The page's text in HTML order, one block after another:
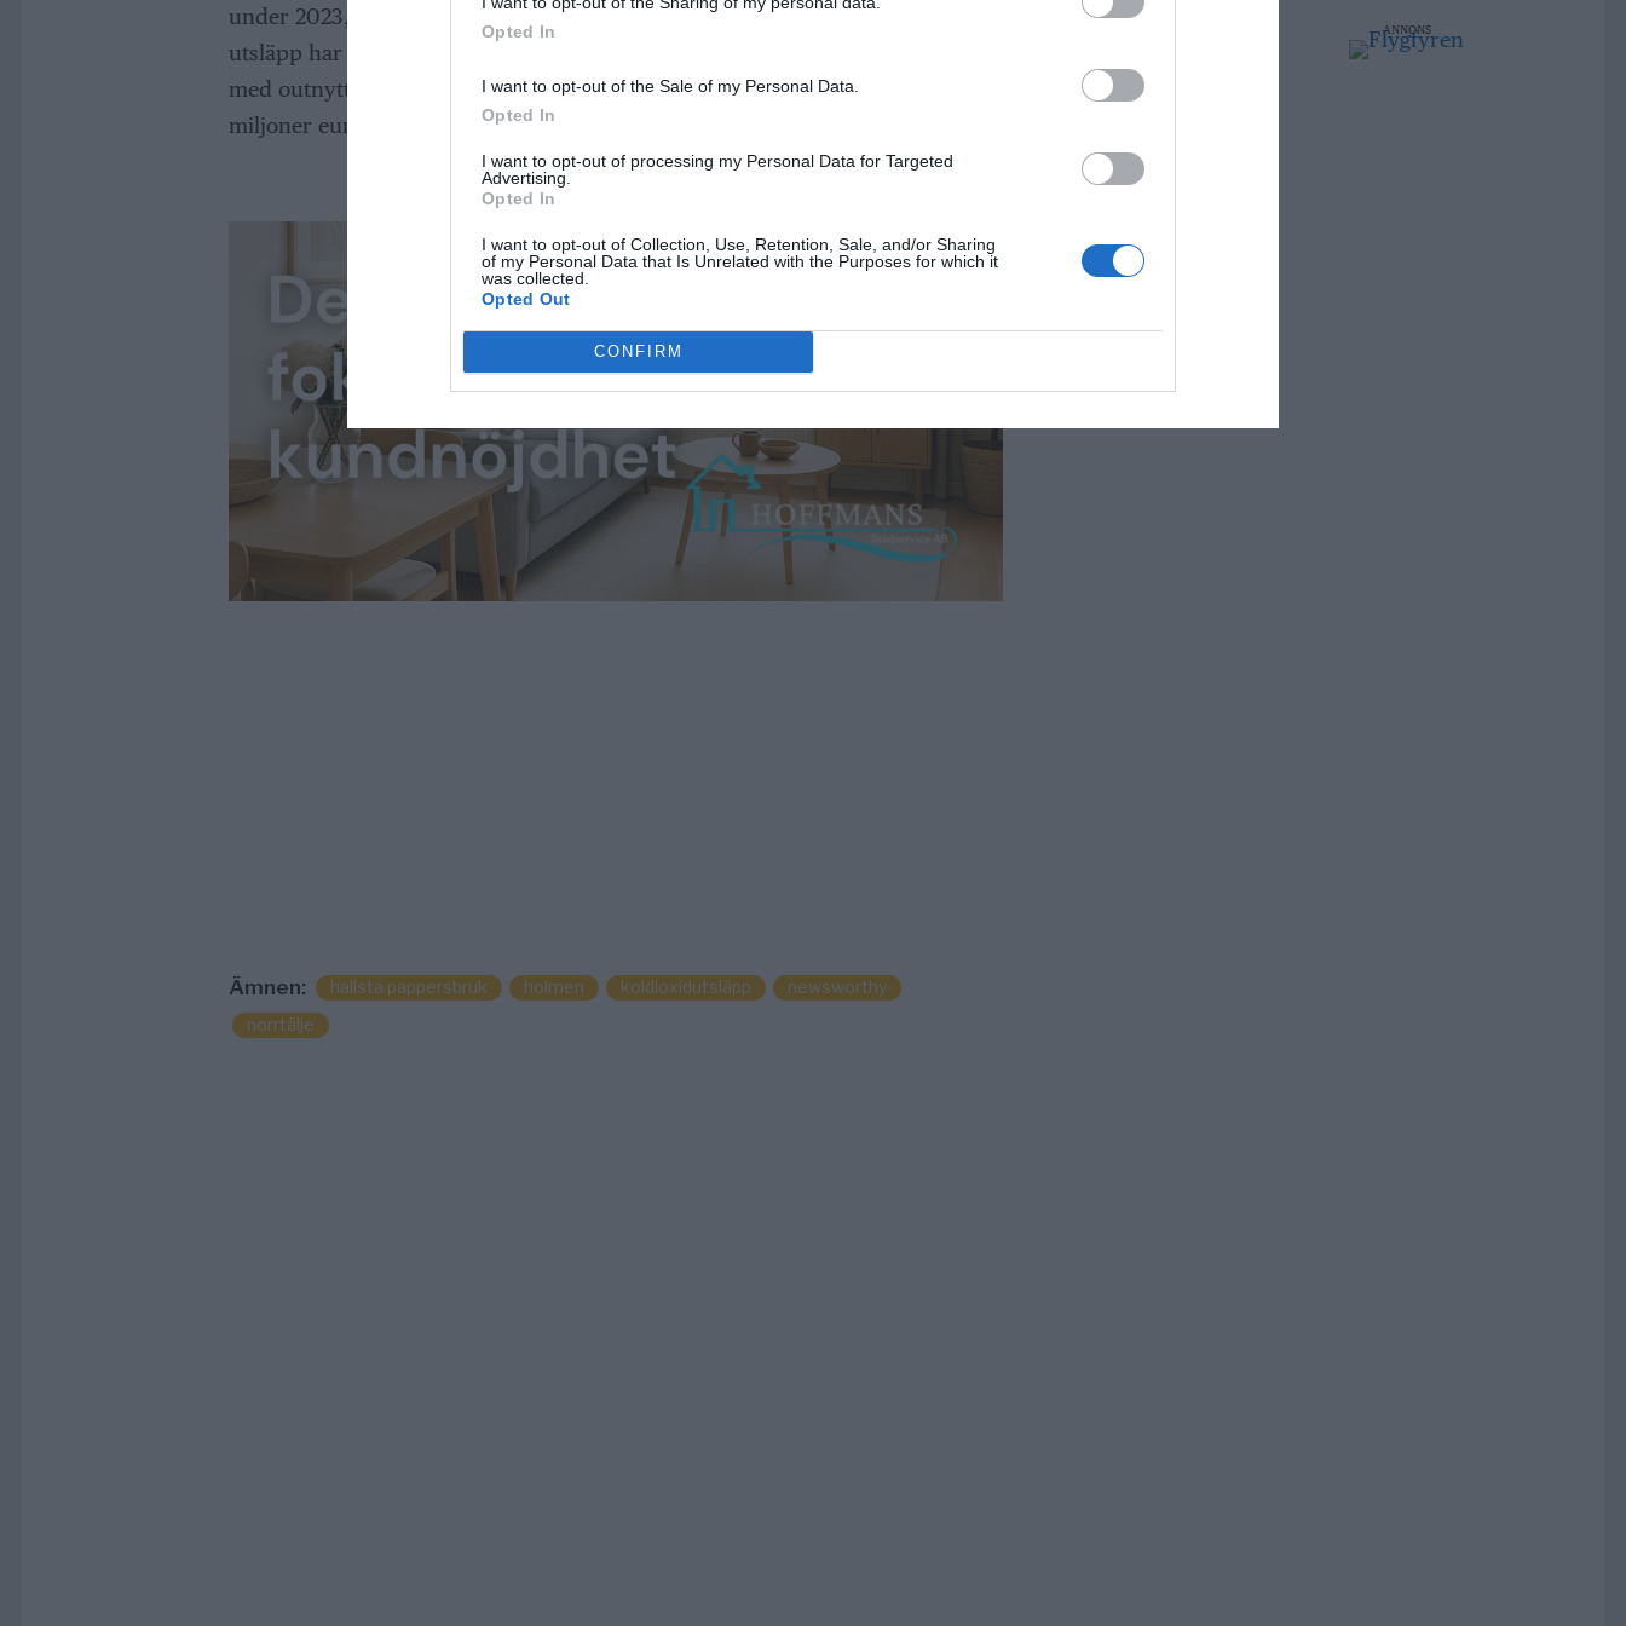
Opted In
I want to opt-out of the Sale of my Personal Data.
Opted In
I want to opt-out of processing my Personal Data for Targeted
Advertising.
Opted In
I want to opt-out of Collection, Use, Retention, Sale, and/or Sharing
of my Personal Data that Is Unrelated with the Purposes for which it
was collected.
Opted Out
CONFIRM
under 2023, men faktiska utsläpp stannade vid endast fyra ton. Minskning av
utsläpp har inte bara skyddat miljön utan även genererat ekonomiska vinster,
med outnyttjade utsläppsrätter som uppskattas till ett värde av omkring 8,6
miljoner euro, motsvarande nästan 100 miljoner kronor.
Ämnen: hallsta pappersbruk holmen koldioxidutsläpp
newsworthy
norrtälje
ANNONS